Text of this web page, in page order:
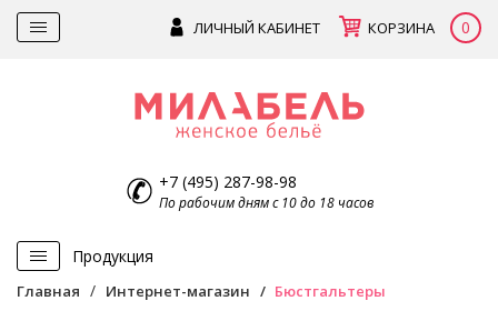
ЛИЧНЫЙ КАБИНЕТ КОРЗИНА 0
+7 (495) 287-98-98
По рабочим дням с 10 до 18 часов
Продукция
Главная Интернет-магазин Бюстгальтеры